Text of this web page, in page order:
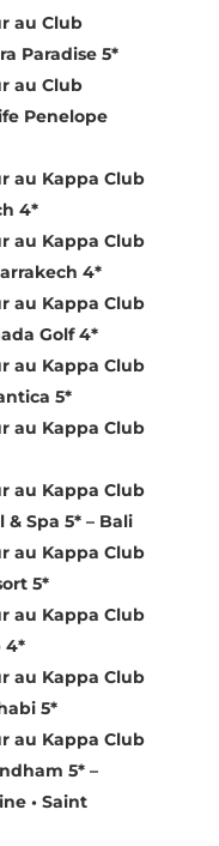
au Club
Paradise 5*
au Club
Penelope
au Kappa Club
4*
au Kappa Club
4*
au Kappa Club
Golf 4*
au Kappa Club
5*
au Kappa Club
au Kappa Club
Spa 5* – Bali
au Kappa Club
5*
au Kappa Club
4*
au Kappa Club
5*
au Kappa Club
5* –
• Saint